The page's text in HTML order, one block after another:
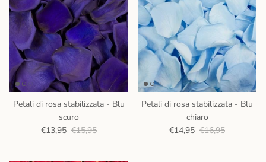
Petali di rosa stabilizzata - Blu
scuro
€13,95 €15,95
Petali di rosa stabilizzata - Blu
chiaro
€14,95 €16,95